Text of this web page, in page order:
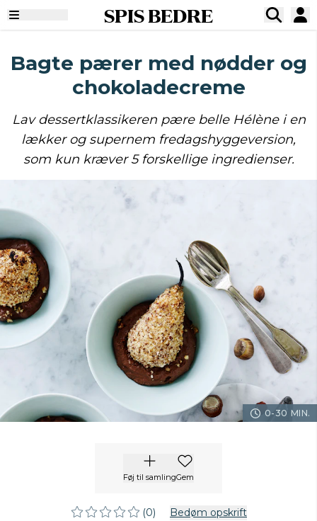
SPIS BEDRE
Bagte pærer med nødder og
chokoladecreme
Lav dessertklassikeren pære belle Hélène i en
lækker og supernem fredagshyggeversion,
som kun kræver 5 forskellige ingredienser.
0-30 MIN.
Føj til samlingGem
(0) Bedøm opskrift